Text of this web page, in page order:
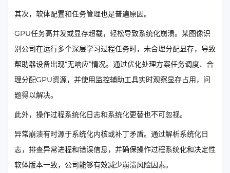
其次，软体配置和任务管理也是普遍原因。
GPU任务高并发或显存超载，轻松导致系统化崩溃。某图像识
别公司在运行多个深层学习过程任务时，未合理分配显存，导致
帮助器设备出现“无响应”情况。通过优化处理方案任务调度、合
理分配GPU资源，并使用监控辅助工具实时观察显存占用，问
题得以解决。
此外，操作过程系统化日志和系统化更替也不可忽视。
异常崩溃有时源于系统化内核或补丁矛盾。通过解析系统化日
志，排查异常进程和错误信息，并确保操作过程系统化和决定性
软体版本一致，公司能够有效减少崩溃风险因素。